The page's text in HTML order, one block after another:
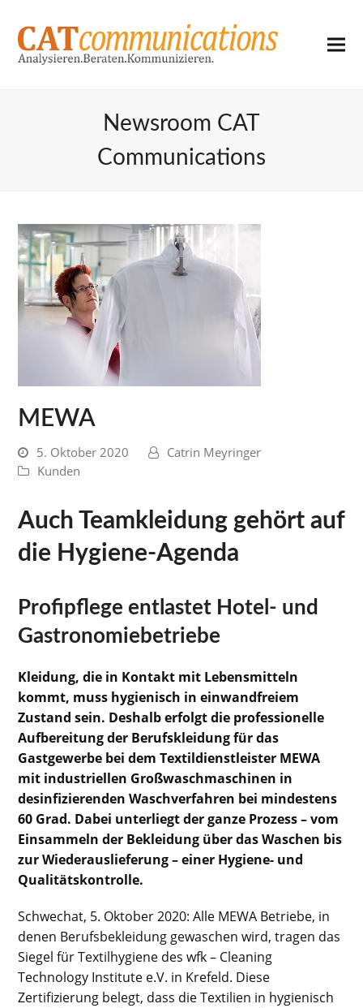
Newsroom CAT
Communications
MEWA
5. Oktober 2020
Catrin Meyringer
Kunden
Auch Teamkleidung gehört auf
die Hygiene-Agenda
Profipflege entlastet Hotel- und
Gastronomiebetriebe
Kleidung, die in Kontakt mit Lebensmitteln
kommt, muss hygienisch in einwandfreiem
Zustand sein. Deshalb erfolgt die professionelle
Aufbereitung der Berufskleidung für das
Gastgewerbe bei dem Textildienstleister MEWA
mit industriellen Großwaschmaschinen in
desinfizierenden Waschverfahren bei mindestens
60 Grad. Dabei unterliegt der ganze Prozess – vom
Einsammeln der Bekleidung über das Waschen bis
zur Wiederauslieferung – einer Hygiene- und
Qualitätskontrolle.
Schwechat, 5. Oktober 2020: Alle MEWA Betriebe, in
denen Berufsbekleidung gewaschen wird, tragen das
Siegel für Textilhygiene des wfk – Cleaning
Technology Institute e.V. in Krefeld. Diese
Zertifizierung belegt, dass die Textilien in hygienisch